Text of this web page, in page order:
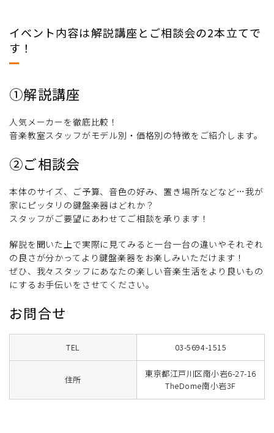
イベント内容は解説講座とご相談会の2本立てで
す！
①解説講座
人気メーカーを徹底比較！
音楽教室スタッフがモデル別・価格別の特徴をご紹介します。
②ご相談会
本体のサイズ、ご予算、音色の好み、置き場所などなど…我が
家にピッタリの鍵盤楽器はどれか？
スタッフがご要望にあわせてご相談を承ります！
解説を聞いた上で実際に見てみると一台一台の違いやそれぞれ
の良さが分かってより鍵盤楽器をお楽しみいただけます！
ぜひ、我々スタッフにあなたの楽しい音楽生活をより良いもの
にするお手伝いをさせてください。
お問合せ
TEL 03-5694-1515
住所
東京都江戸川区南小岩6-27-16
TheDome南小岩3F